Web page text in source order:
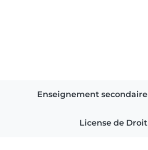
Enseignement secondaire
License de Droit